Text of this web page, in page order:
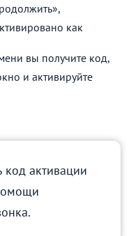
как
вы получите код,
и активируйте
активации